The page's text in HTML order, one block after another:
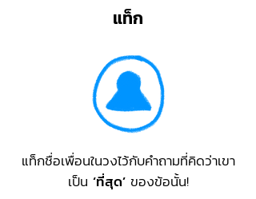
แท็ก
แท็กชื่อเพื่อนในวงไว้กับคำถามที่คิดว่าเขา
เป็น ‘ที่สุด’ของข้อนั้น!